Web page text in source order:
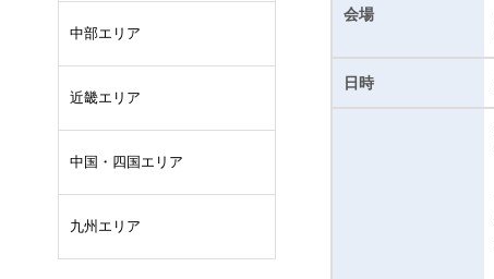
中部エリア
近畿エリア
中国・四国エリア
九州エリア
会場
日時